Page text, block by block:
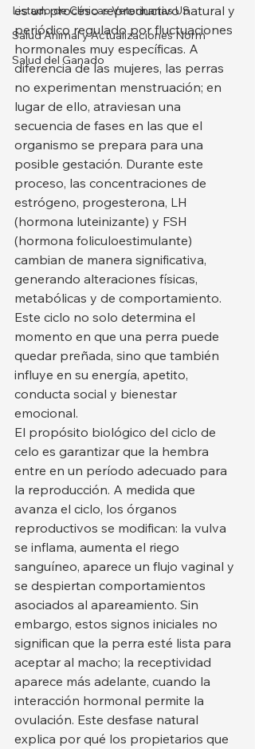
Listado de Clínicas Veterinarias US
Salud Animal y Actualizaciones Norm
Salud del Ganado
es un proceso reproductivo natural y
periódico regulado por fluctuaciones
hormonales muy específicas. A
diferencia de las mujeres, las perras
no experimentan menstruación; en
lugar de ello, atraviesan una
secuencia de fases en las que el
organismo se prepara para una
posible gestación. Durante este
proceso, las concentraciones de
estrógeno, progesterona, LH
(hormona luteinizante) y FSH
(hormona foliculoestimulante)
cambian de manera significativa,
generando alteraciones físicas,
metabólicas y de comportamiento.
Este ciclo no solo determina el
momento en que una perra puede
quedar preñada, sino que también
influye en su energía, apetito,
conducta social y bienestar
emocional.
El propósito biológico del ciclo de
celo es garantizar que la hembra
entre en un período adecuado para
la reproducción. A medida que
avanza el ciclo, los órganos
reproductivos se modifican: la vulva
se inflama, aumenta el riego
sanguíneo, aparece un flujo vaginal y
se despiertan comportamientos
asociados al apareamiento. Sin
embargo, estos signos iniciales no
significan que la perra esté lista para
aceptar al macho; la receptividad
aparece más adelante, cuando la
interacción hormonal permite la
ovulación. Este desfase natural
explica por qué los propietarios que